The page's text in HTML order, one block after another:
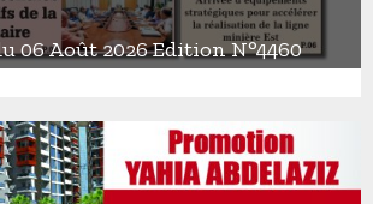
06 Août 2026 Edition N°4460